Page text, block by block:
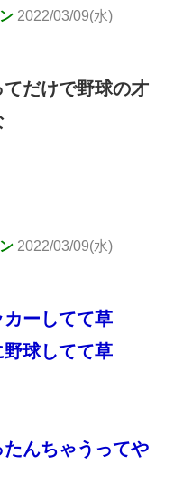
2022/03/09(水)
だけで野球の才
2022/03/09(水)
ーしてて草
球してて草
んちゃうってや